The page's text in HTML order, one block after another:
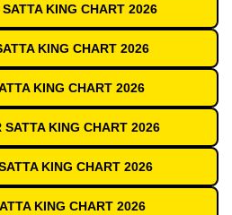
KING CHART 2026
KING CHART 2026
KING CHART 2026
SATTA KING CHART 2026
KING CHART 2026
KING CHART 2026